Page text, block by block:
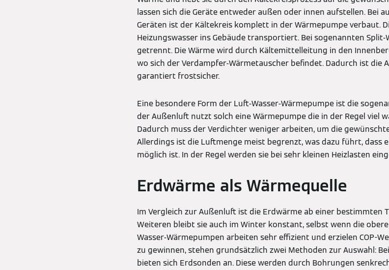
lassen sich die Geräte entweder außen oder innen aufstellen. Bei
Geräten ist der Kältekreis komplett in der Wärmepumpe verbaut.
Heizungswasser ins Gebäude transportiert. Bei sogenannten
getrennt. Die Wärme wird durch Kältemittelleitung in den
wo sich der Verdampfer-Wärmetauscher befindet. Dadurch ist die
garantiert frostsicher.
Eine besondere Form der Luft-Wasser-Wärmepumpe ist die
der Außenluft nutzt solch eine Wärmepumpe die in der Regel viel
Dadurch muss der Verdichter weniger arbeiten, um die
Allerdings ist die Luftmenge meist begrenzt, was dazu führt, dass
möglich ist. In der Regel werden sie bei sehr kleinen Heizlasten
Erdwärme als Wärmequelle
Im Vergleich zur Außenluft ist die Erdwärme ab einer bestimmten
Weiteren bleibt sie auch im Winter konstant, selbst wenn die
Wasser-Wärmepumpen arbeiten sehr effizient und erzielen COP-
zu gewinnen, stehen grundsätzlich zwei Methoden zur Auswahl:
bieten sich Erdsonden an. Diese werden durch Bohrungen